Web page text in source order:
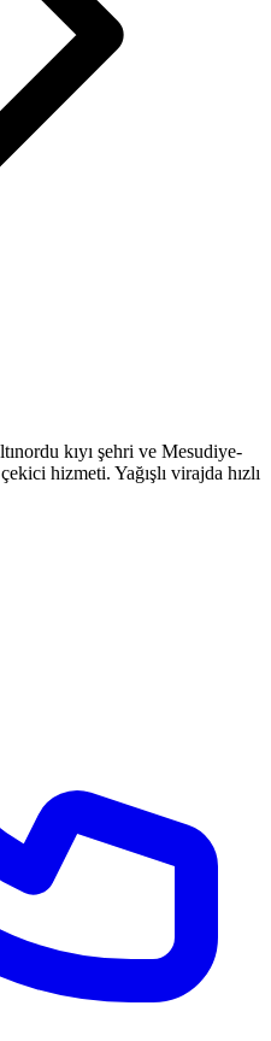
kıyı şehri ve Mesudiye-
hizmeti. Yağışlı virajda hızlı